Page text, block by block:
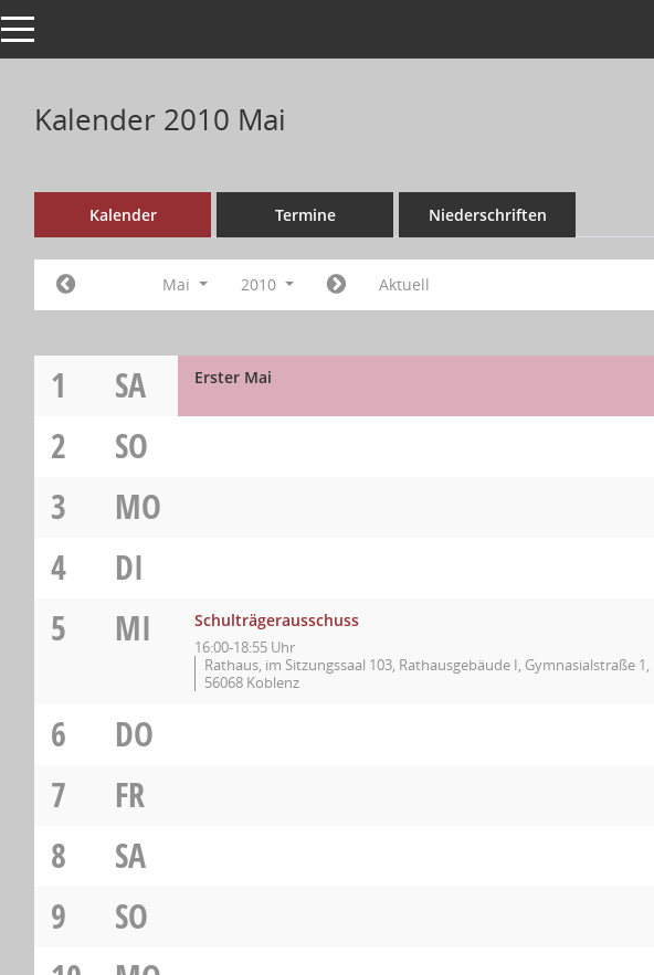
Toggle navigation
Kalender 2010 Mai
Kalender Termine Niederschriften
Mai 2010 Aktuell
1 SA Erster Mai
2
SO
3
MO
4
DI
5
MI Schulträgerausschuss
16:00-18:55 Uhr
Rathaus, im Sitzungssaal 103, Rathausgebäude I, Gymnasialstraße 1,
56068 Koblenz
6
DO
7
FR
8
SA
9
SO